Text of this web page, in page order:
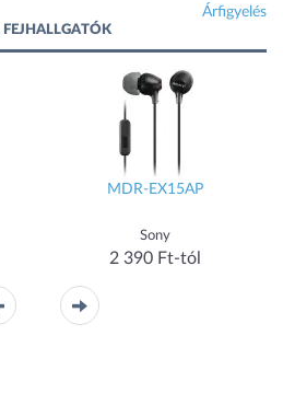
Árfigyelés
MDR-EX15AP
Sony
2 390 Ft-tól